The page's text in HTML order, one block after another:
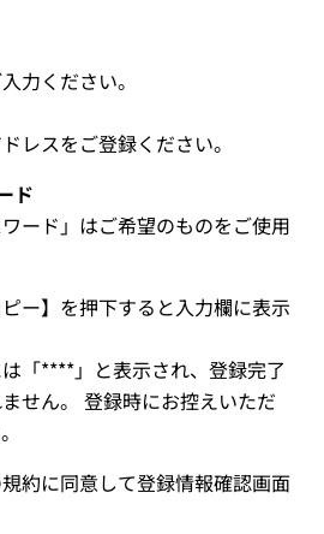
力ください。
レスをご登録ください。
ド
ード」はご希望のものをご使用
ー】を押下すると入力欄に表示
「****」と表示され、登録完了
せん。 登録時にお控えいただ
約に同意して登録情報確認画面